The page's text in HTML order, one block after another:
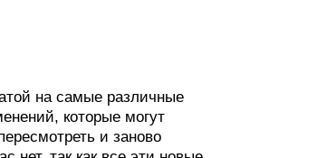
на самые различные
которые могут
и заново